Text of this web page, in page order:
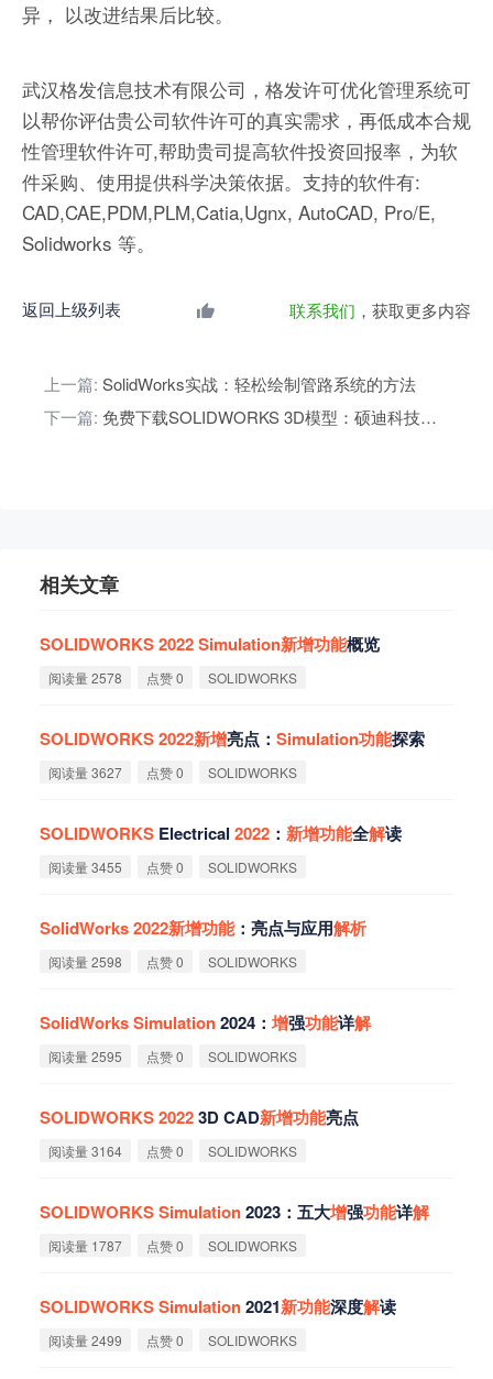
异， 以改进结果后比较。
武汉格发信息技术有限公司，格发许可优化管理系统可
以帮你评估贵公司软件许可的真实需求，再低成本合规
性管理软件许可,帮助贵司提高软件投资回报率，为软
件采购、使用提供科学决策依据。支持的软件有:
CAD,CAE,PDM,PLM,Catia,Ugnx, AutoCAD, Pro/E,
Solidworks 等。
返回上级列表 联系我们 ，获取更多内容
上一篇: SolidWorks实战：轻松绘制管路系统的方法
下一篇:
免费下载SOLIDWORKS 3D模型：硕迪科技资源分享
相关文章
SOLIDWORKS2022Simulation新增功能概览
阅读量 2578 点赞 0 SOLIDWORKS
SOLIDWORKS2022新增亮点： Simulation功能探索
阅读量 3627 点赞 0 SOLIDWORKS
SOLIDWORKS Electrical 2022 ： 新增功能全解读
阅读量 3455 点赞 0 SOLIDWORKS
SolidWorks2022新增功能：亮点与应用解析
阅读量 2598 点赞 0 SOLIDWORKS
SolidWorksSimulation2024：增强功能详解
阅读量 2595 点赞 0 SOLIDWORKS
SOLIDWORKS20223D CAD新增功能亮点
阅读量 3164 点赞 0 SOLIDWORKS
SOLIDWORKSSimulation2023：五大增强功能详解
阅读量 1787 点赞 0 SOLIDWORKS
SOLIDWORKSSimulation2021新功能深度解读
阅读量 2499 点赞 0 SOLIDWORKS